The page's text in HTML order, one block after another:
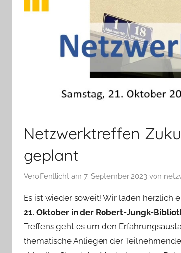
Netzwerktreffen
geplant
Veröffentlicht am 7. September 2023 von
Es ist wieder soweit! Wir laden herzlich
21. Oktober in der Robert-Jungk-
Treffens geht es um den
thematische Anliegen der